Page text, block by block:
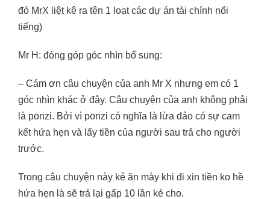
đó MrX liệt kê ra tên 1 loạt các dự án tài chính nổi
tiếng)
Mr H: đóng góp góc nhìn bổ sung:
– Cám ơn câu chuyện của anh Mr X nhưng em có 1
góc nhìn khác ở đây. Câu chuyện của anh không phải
là ponzi. Bởi vì ponzi có nghĩa là lừa đảo có sự cam
kết hứa hẹn và lấy tiền của người sau trả cho người
trước.
Trong câu chuyện này kẻ ăn mày khi đi xin tiền ko hề
hứa hẹn là sẽ trả lại gấp 10 lần kẻ cho.